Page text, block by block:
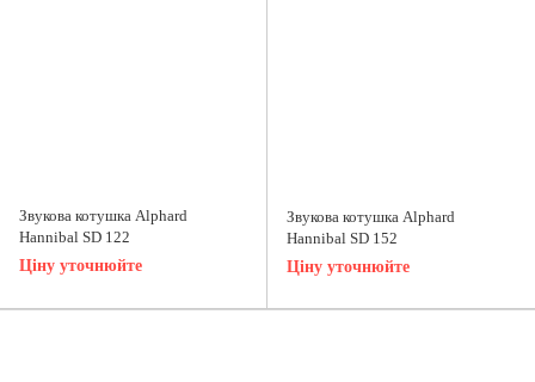
Звукова котушка Alphard
Hannibal SD 122
Ціну уточнюйте
Звукова котушка Alphard
Hannibal SD 152
Ціну уточнюйте